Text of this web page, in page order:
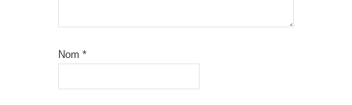
Nom *